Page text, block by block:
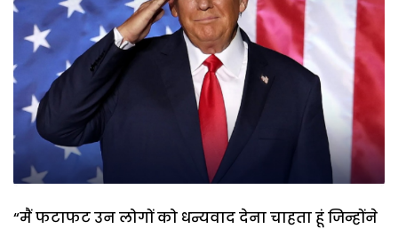
“मैं फटाफट उन लोगों को धन्यवाद देना चाहता हूं जिन्होंने